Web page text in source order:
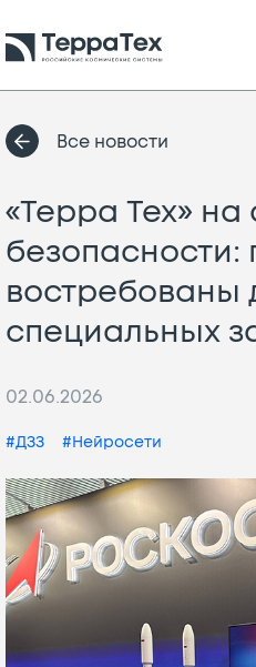
Все новости
«Терра Тех»
безопасности:
востребованы
специальных
02.06.2026
#ДЗЗ #Нейросети